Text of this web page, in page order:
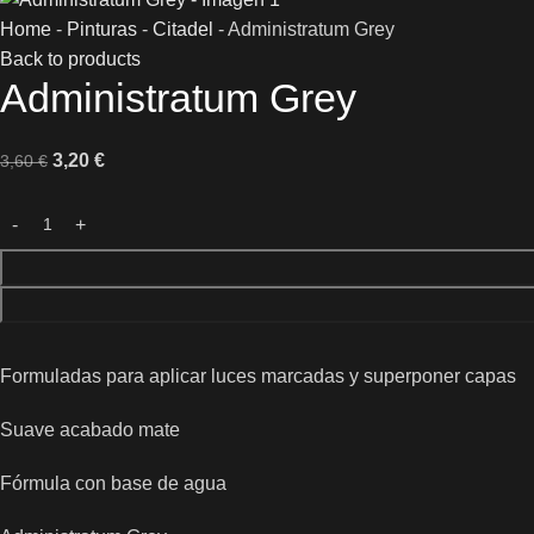
Home - Pinturas - Citadel -Administratum Grey
Back to products
Administratum Grey
3,60€ 3,20 €
Formuladas para aplicar luces marcadas y superponer capas
Suave acabado mate
Fórmula con base de agua